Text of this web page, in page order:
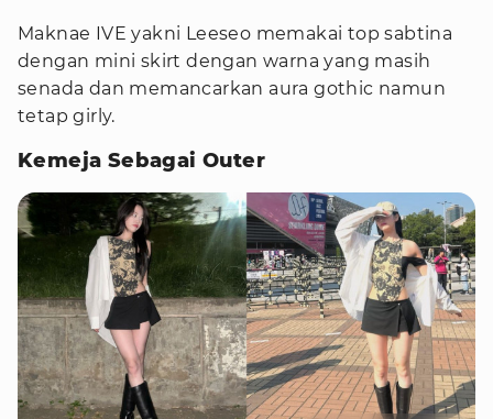
Maknae IVE yakni Leeseo memakai top sabtina
dengan mini skirt dengan warna yang masih
senada dan memancarkan aura gothic namun
tetap girly.
Kemeja Sebagai Outer